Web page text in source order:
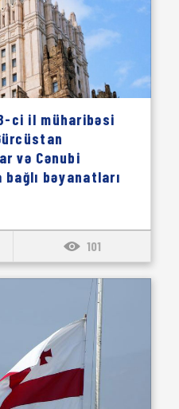
ci il müharibəsi
və Cənubi
bağlı bəyanatları
101